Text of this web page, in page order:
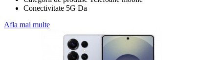
Conectivitate 5G Da
Afla mai multe